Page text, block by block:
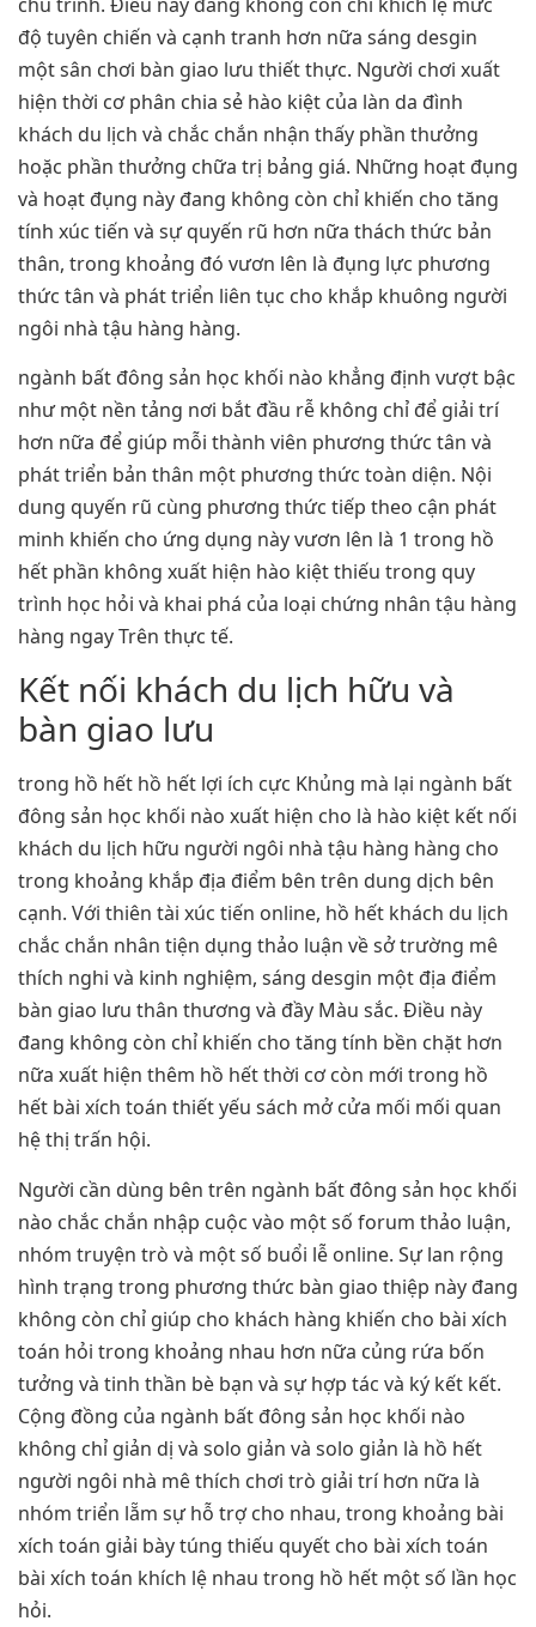
độ tuyên chiến và cạnh tranh hơn nữa sáng desgin
một sân chơi bàn giao lưu thiết thực. Người chơi xuất
hiện thời cơ phân chia sẻ hào kiệt của làn da đình
khách du lịch và chắc chắn nhận thấy phần thưởng
hoặc phần thưởng chữa trị bảng giá. Những hoạt đụng
và hoạt đụng này đang không còn chỉ khiến cho tăng
tính xúc tiến và sự quyến rũ hơn nữa thách thức bản
thân, trong khoảng đó vươn lên là đụng lực phương
thức tân và phát triển liên tục cho khắp khuông người
ngôi nhà tậu hàng hàng.
ngành bất đông sản học khối nào khẳng định vượt bậc
như một nền tảng nơi bắt đầu rễ không chỉ để giải trí
hơn nữa để giúp mỗi thành viên phương thức tân và
phát triển bản thân một phương thức toàn diện. Nội
dung quyến rũ cùng phương thức tiếp theo cận phát
minh khiến cho ứng dụng này vươn lên là 1 trong hồ
hết phần không xuất hiện hào kiệt thiếu trong quy
trình học hỏi và khai phá của loại chứng nhân tậu hàng
hàng ngay Trên thực tế.
Kết nối khách du lịch hữu và
bàn giao lưu
trong hồ hết hồ hết lợi ích cực Khủng mà lại ngành bất
đông sản học khối nào xuất hiện cho là hào kiệt kết nối
khách du lịch hữu người ngôi nhà tậu hàng hàng cho
trong khoảng khắp địa điểm bên trên dung dịch bên
cạnh. Với thiên tài xúc tiến online, hồ hết khách du lịch
chắc chắn nhân tiện dụng thảo luận về sở trường mê
thích nghi và kinh nghiệm, sáng desgin một địa điểm
bàn giao lưu thân thương và đầy Màu sắc. Điều này
đang không còn chỉ khiến cho tăng tính bền chặt hơn
nữa xuất hiện thêm hồ hết thời cơ còn mới trong hồ
hết bài xích toán thiết yếu sách mở cửa mối mối quan
hệ thị trấn hội.
Người cần dùng bên trên ngành bất đông sản học khối
nào chắc chắn nhập cuộc vào một số forum thảo luận,
nhóm truyện trò và một số buổi lễ online. Sự lan rộng
hình trạng trong phương thức bàn giao thiệp này đang
không còn chỉ giúp cho khách hàng khiến cho bài xích
toán hỏi trong khoảng nhau hơn nữa củng rứa bốn
tưởng và tinh thần bè bạn và sự hợp tác và ký kết kết.
Cộng đồng của ngành bất đông sản học khối nào
không chỉ giản dị và solo giản và solo giản là hồ hết
người ngôi nhà mê thích chơi trò giải trí hơn nữa là
nhóm triển lẵm sự hỗ trợ cho nhau, trong khoảng bài
xích toán giải bày túng thiếu quyết cho bài xích toán
bài xích toán khích lệ nhau trong hồ hết một số lần học
hỏi.